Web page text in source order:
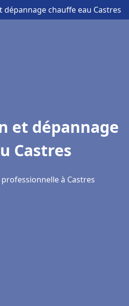
dépannage chauffe eau Castres
et dépannage
Castres
à Castres